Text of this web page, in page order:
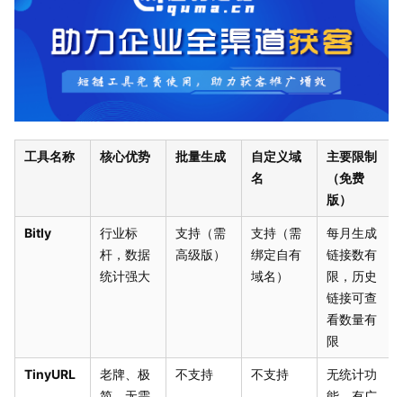
工具名称 核心优势 批量生成
自定义域
名
主要限制
（免费
版）
Bitly
行业标
杆，数据
统计强大
支持（需
高级版）
支持（需
绑定自有
域名）
每月生成
链接数有
限，历史
链接可查
看数量有
限
TinyURL
老牌、极
不支持 不支持
无统计功